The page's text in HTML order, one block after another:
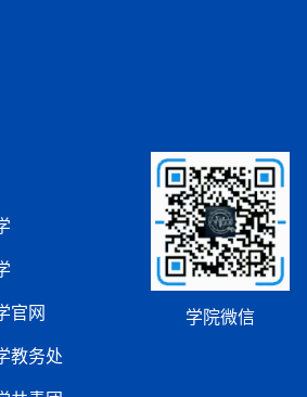
官网
教务处
学院微信